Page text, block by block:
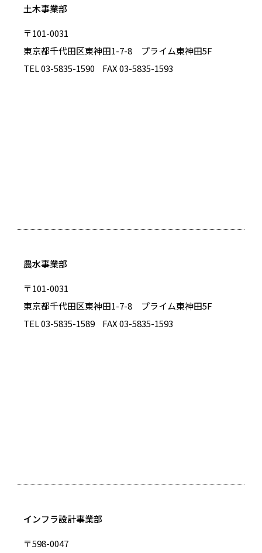
土木事業部
〒101-0031
東京都千代田区東神田1-7-8 プライム東神田5F
TEL 03-5835-1590
FAX 03-5835-1593
農水事業部
〒101-0031
東京都千代田区東神田1-7-8 プライム東神田5F
TEL 03-5835-1589
FAX 03-5835-1593
インフラ設計事業部
〒598-0047